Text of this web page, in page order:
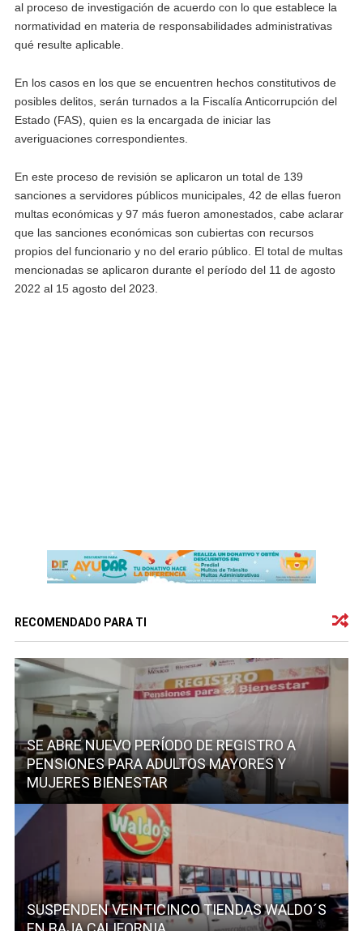
al proceso de investigación de acuerdo con lo que establece la
normatividad en materia de responsabilidades administrativas
qué resulte aplicable.
En los casos en los que se encuentren hechos constitutivos de
posibles delitos, serán turnados a la Fiscalía Anticorrupción del
Estado (FAS), quien es la encargada de iniciar las
averiguaciones correspondientes.
En este proceso de revisión se aplicaron un total de 139
sanciones a servidores públicos municipales, 42 de ellas fueron
multas económicas y 97 más fueron amonestados, cabe aclarar
que las sanciones económicas son cubiertas con recursos
propios del funcionario y no del erario público. El total de multas
mencionadas se aplicaron durante el período del 11 de agosto
2022 al 15 agosto del 2023.
RECOMENDADO PARA TI
SE ABRE NUEVO PERÍODO DE REGISTRO A
PENSIONES PARA ADULTOS MAYORES Y
MUJERES BIENESTAR
SUSPENDEN VEINTICINCO TIENDAS WALDO´S